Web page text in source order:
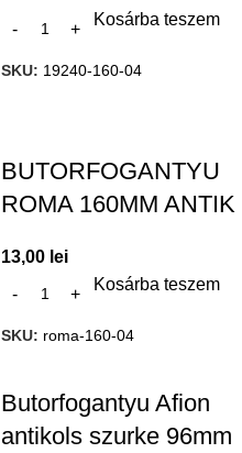
Kosárba teszem
SKU: 19240-160-04
BUTORFOGANTYU
ROMA 160MM ANTIK
13,00 lei
Kosárba teszem
SKU: roma-160-04
Butorfogantyu Afion
antikols szurke 96mm